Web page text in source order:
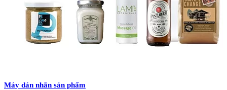
Máy dán nhãn sản phẩm